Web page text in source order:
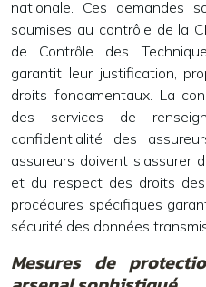
nationale. Ces demandes
soumises au contrôle de la
de Contrôle des
garantit leur justification,
droits fondamentaux. La
des services de
confidentialité des
assureurs doivent s’assurer
et du respect des droits
procédures spécifiques
sécurité des données
Mesures de